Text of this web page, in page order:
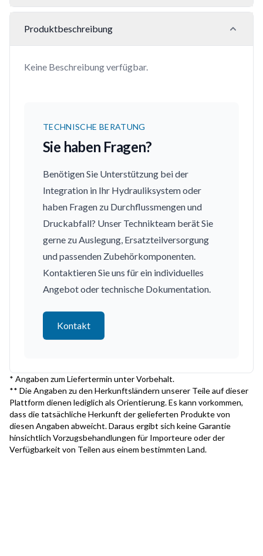
Produktbeschreibung
Keine Beschreibung verfügbar.
TECHNISCHE BERATUNG
Sie haben Fragen?
Benötigen Sie Unterstützung bei der
Integration in Ihr Hydrauliksystem oder
haben Fragen zu Durchflussmengen und
Druckabfall? Unser Technikteam berät Sie
gerne zu Auslegung, Ersatzteilversorgung
und passenden Zubehörkomponenten.
Kontaktieren Sie uns für ein individuelles
Angebot oder technische Dokumentation.
Kontakt
* Angaben zum Liefertermin unter Vorbehalt.
** Die Angaben zu den Herkunftsländern unserer Teile auf dieser
Plattform dienen lediglich als Orientierung. Es kann vorkommen,
dass die tatsächliche Herkunft der gelieferten Produkte von
diesen Angaben abweicht. Daraus ergibt sich keine Garantie
hinsichtlich Vorzugsbehandlungen für Importeure oder der
Verfügbarkeit von Teilen aus einem bestimmten Land.